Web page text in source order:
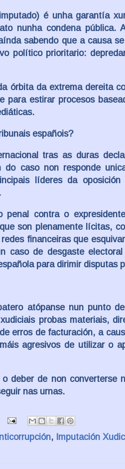
é unha garantía
nunha condena pública.
sabendo que a causa
político prioritario:
órbita da extrema dereita
estirar procesos
españois?
tras as duras
caso non responde
líderes da oposición
contra o
son plenamente lícitas,
financeiras que
caso de desgaste
para dirimir disputas
atópanse nun punto
probas materiais,
erros de facturación, a
agresivos de utilizar o
deber de non converterse
nas urnas.
, Imputación